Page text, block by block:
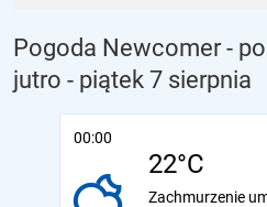
Pogoda Newcomer -
jutro - piątek 7 sierpnia
00:00
22°C
Zachmurzenie